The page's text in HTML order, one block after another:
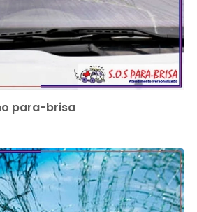
para-brisa